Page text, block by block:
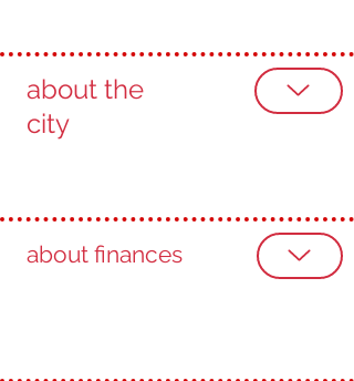
about the
city
about finances